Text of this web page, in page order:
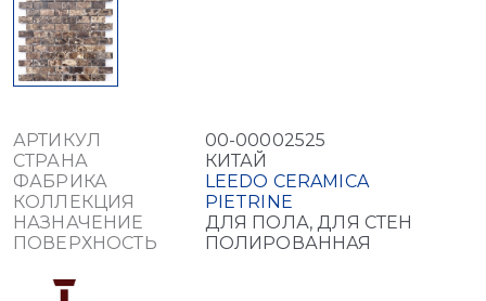
АРТИКУЛ
00-00002525
СТРАНА
КИТАЙ
ФАБРИКА
LEEDO CERAMICA
КОЛЛЕКЦИЯ
PIETRINE
НАЗНАЧЕНИЕ
ДЛЯ ПОЛА, ДЛЯ СТЕН
ПОВЕРХНОСТЬ
ПОЛИРОВАННАЯ